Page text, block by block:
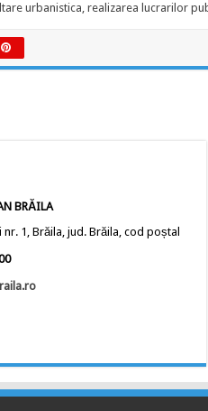
urbanistica, realizarea lucrarilor
BRĂILA
1, Brăila, jud. Brăila, cod poștal